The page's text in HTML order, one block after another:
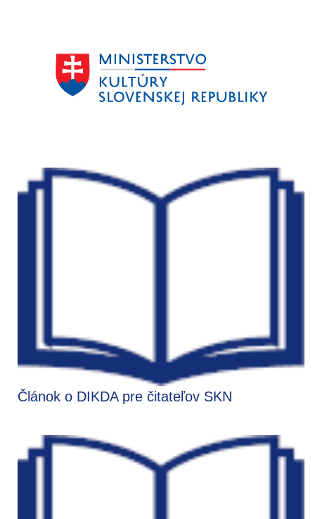
Článok o DIKDA pre čitateľov SKN